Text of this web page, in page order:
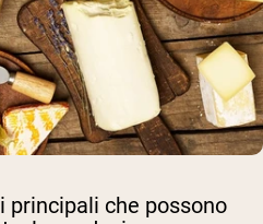
principali che possono